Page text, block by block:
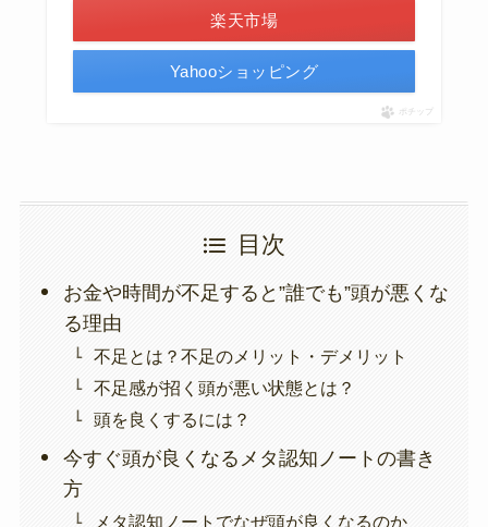
楽天市場
Yahooショッピング
ポチップ
目次
お金や時間が不足すると”誰でも”頭が悪くな
る理由
不足とは？不足のメリット・デメリット
不足感が招く頭が悪い状態とは？
頭を良くするには？
今すぐ頭が良くなるメタ認知ノートの書き
方
メタ認知ノートでなぜ頭が良くなるのか